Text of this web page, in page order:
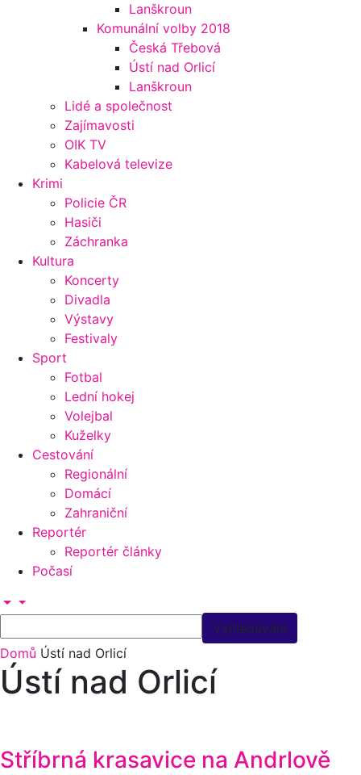
Lanškroun
Komunální volby 2018
Česká Třebová
Ústí nad Orlicí
Lanškroun
Lidé a společnost
Zajímavosti
OIK TV
Kabelová televize
Krimi
Policie ČR
Hasiči
Záchranka
Kultura
Koncerty
Divadla
Výstavy
Festivaly
Sport
Fotbal
Lední hokej
Volejbal
Kuželky
Cestování
Regionální
Domácí
Zahraniční
Reportér
Reportér články
Počasí
Domů Ústí nad Orlicí
Ústí nad Orlicí
Stříbrná krasavice na Andrlově